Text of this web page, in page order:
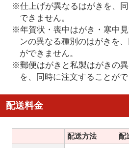
※仕上げが異なるはがきを、
できません。
※年賀状・喪中はがき・寒中
ンの異なる種別のはがきを
ができません。
※郵便はがきと私製はがきの
を、同時に注文することがで
配送料金
配送方法 配